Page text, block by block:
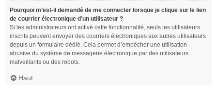
Pourquoi m’est-il demandé de me connecter lorsque je clique sur le lien
de courrier électronique d’un utilisateur ?
Si les administrateurs ont activé cette fonctionnalité, seuls les utilisateurs
inscrits peuvent envoyer des courriers électroniques aux autres utilisateurs
depuis un formulaire dédié. Cela permet d’empêcher une utilisation
abusive du système de messagerie électronique par des utilisateurs
malveillants ou des robots.
Haut